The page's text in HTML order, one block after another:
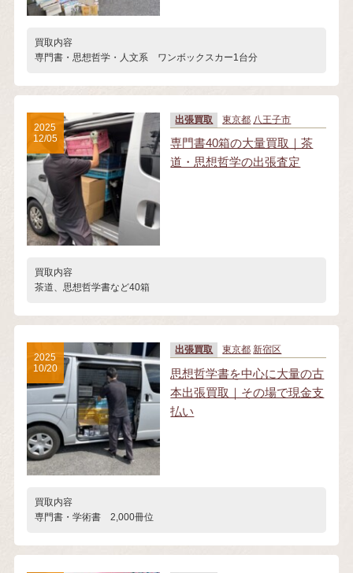
買取内容
専門書・思想哲学・人文系 ワンボックスカー1台分
出張買取 東京都 八王子市
専門書40箱の大量買取｜茶
道・思想哲学の出張査定
買取内容
茶道、思想哲学書など40箱
2025
12/05
出張買取 東京都 新宿区
思想哲学書を中心に大量の古
本出張買取｜その場で現金支
払い
買取内容
専門書・学術書 2,000冊位
2025
10/20